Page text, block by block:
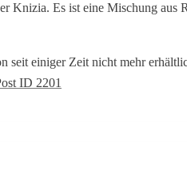
Knizia. Es ist eine Mischung aus
seit einiger Zeit nicht mehr
ID 2201